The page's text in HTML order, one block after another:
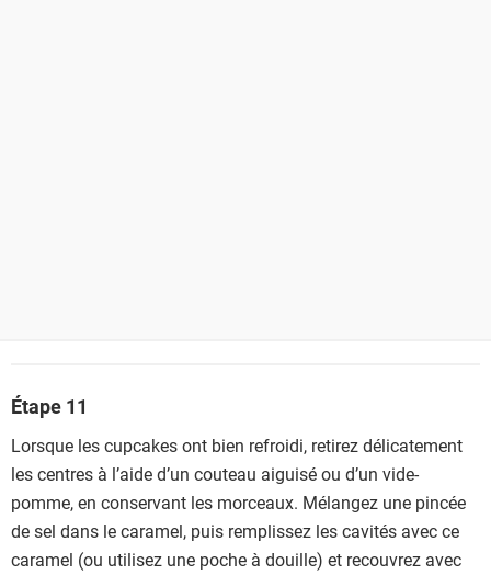
Étape 11
Lorsque les cupcakes ont bien refroidi, retirez délicatement
les centres à l’aide d’un couteau aiguisé ou d’un vide-
pomme, en conservant les morceaux. Mélangez une pincée
de sel dans le caramel, puis remplissez les cavités avec ce
caramel (ou utilisez une poche à douille) et recouvrez avec